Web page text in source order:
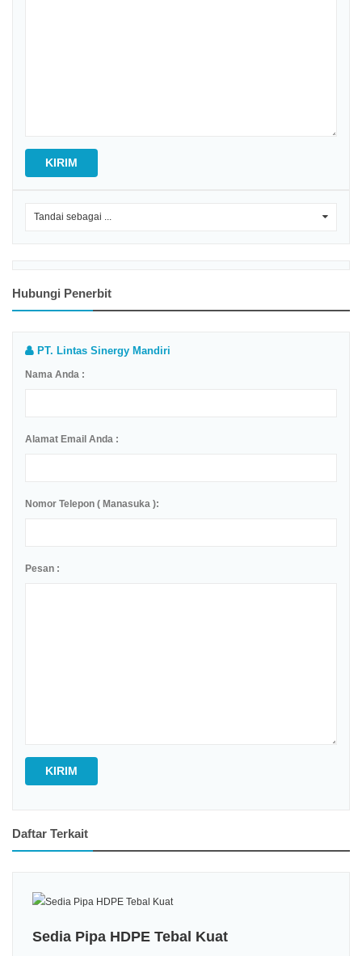
KIRIM
Tandai sebagai ...
Hubungi Penerbit
PT. Lintas Sinergy Mandiri
Nama Anda :
Alamat Email Anda :
Nomor Telepon ( Manasuka ):
Pesan :
KIRIM
Daftar Terkait
Sedia Pipa HDPE Tebal Kuat